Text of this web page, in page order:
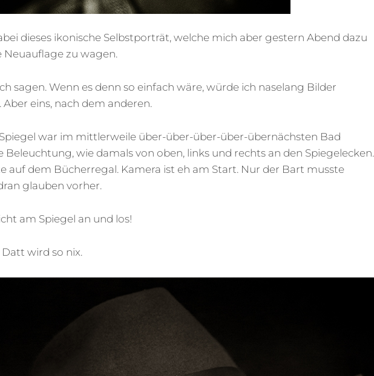
dieses ikonische Selbstporträt, welche mich aber gestern Abend dazu
Neuauflage zu wagen.
sagen. Wenn es denn so einfach wäre, würde ich naselang Bilder
eins, nach dem anderen.
war im mittlerweile über-über-über-über-übernächsten Bad
Beleuchtung, wie damals von oben, links und rechts an den Spiegelecken.
auf dem Bücherregal. Kamera ist eh am Start. Nur der Bart musste
glauben vorher.
am Spiegel an und los!
Datt wird so nix.